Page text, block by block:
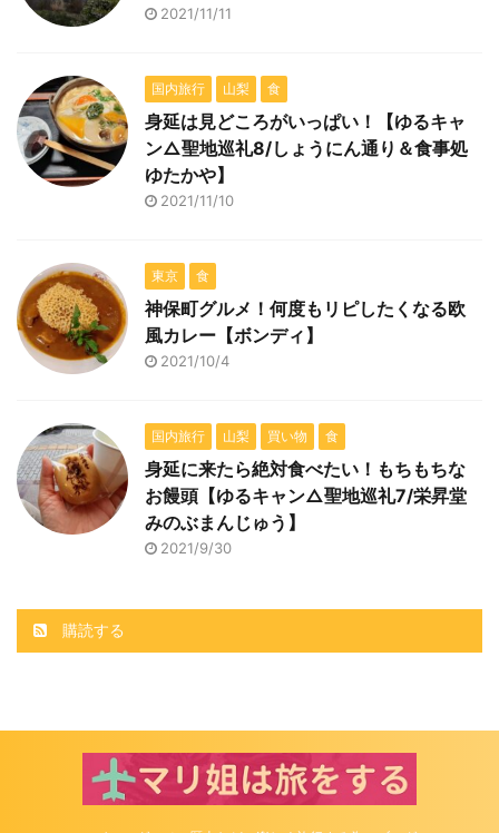
2021/11/11
国内旅行 山梨 食
身延は見どころがいっぱい！【ゆるキャ
ン△聖地巡礼8/しょうにん通り＆食事処
ゆたかや】
2021/11/10
東京 食
神保町グルメ！何度もリピしたくなる欧
風カレー【ボンディ】
2021/10/4
国内旅行 山梨 買い物 食
身延に来たら絶対食べたい！もちもちな
お饅頭【ゆるキャン△聖地巡礼7/栄昇堂
みのぶまんじゅう】
2021/9/30
購読する